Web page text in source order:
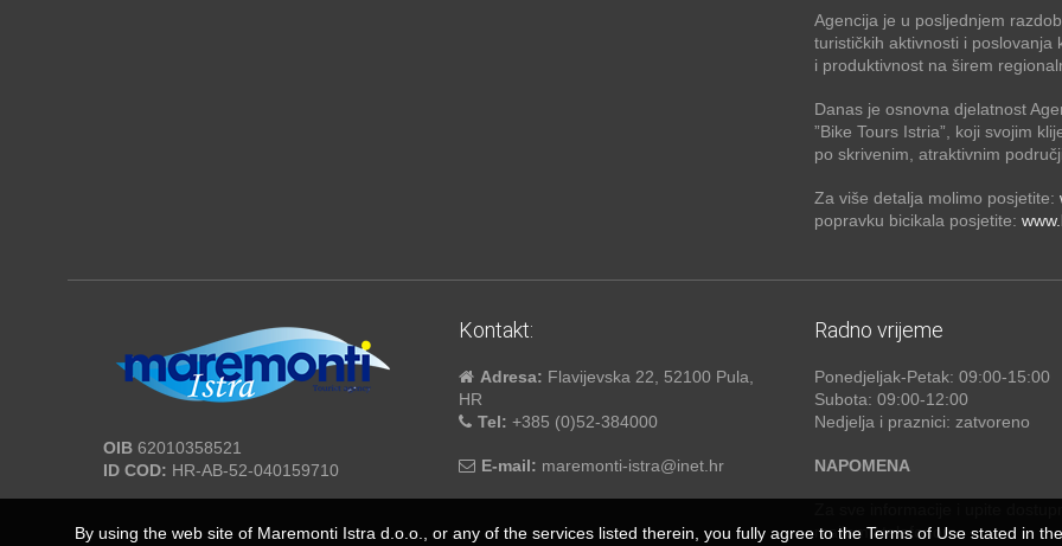
Agencija je u posljednjem
turističkih aktivnosti i
i produktivnost na širem
Danas je osnovna djelatnost
”Bike Tours Istria”, koji svojim
po skrivenim, atraktivnim
Za više detalja molimo posjetite:
popravku bicikala posjetite:
OIB 62010358521
ID COD: HR-AB-52-040159710
Kontakt:
Adresa: Flavijevska 22, 52100 Pula,
HR
Tel: +385 (0)52-384000
E-mail: maremonti-istra@inet.hr
Radno vrijeme
Ponedjeljak-Petak: 09:00-15:00
Subota: 09:00-12:00
Nedjelja i praznici: zatvoreno
NAPOMENA
mailom i telefonom.
By using the web site of Maremonti Istra d.o.o., or any of the services listed therein, you fully agree to the Terms of Use stated in